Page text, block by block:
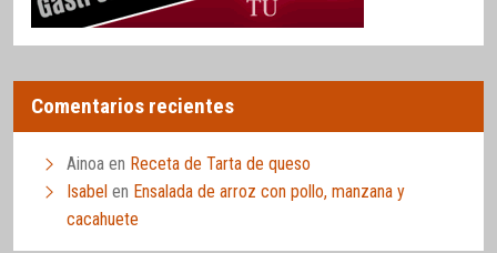
Comentarios recientes
Ainoa en Receta de Tarta de queso
Isabel en Ensalada de arroz con pollo, manzana y
cacahuete